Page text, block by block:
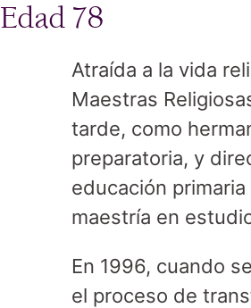
Edad 78
Atraída a la vida
Maestras
tarde, como
preparatoria, y
educación
maestría en
En 1996, cuando
el proceso de